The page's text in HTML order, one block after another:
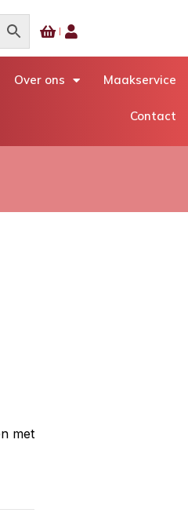
Over ons Maakservice
Contact
met